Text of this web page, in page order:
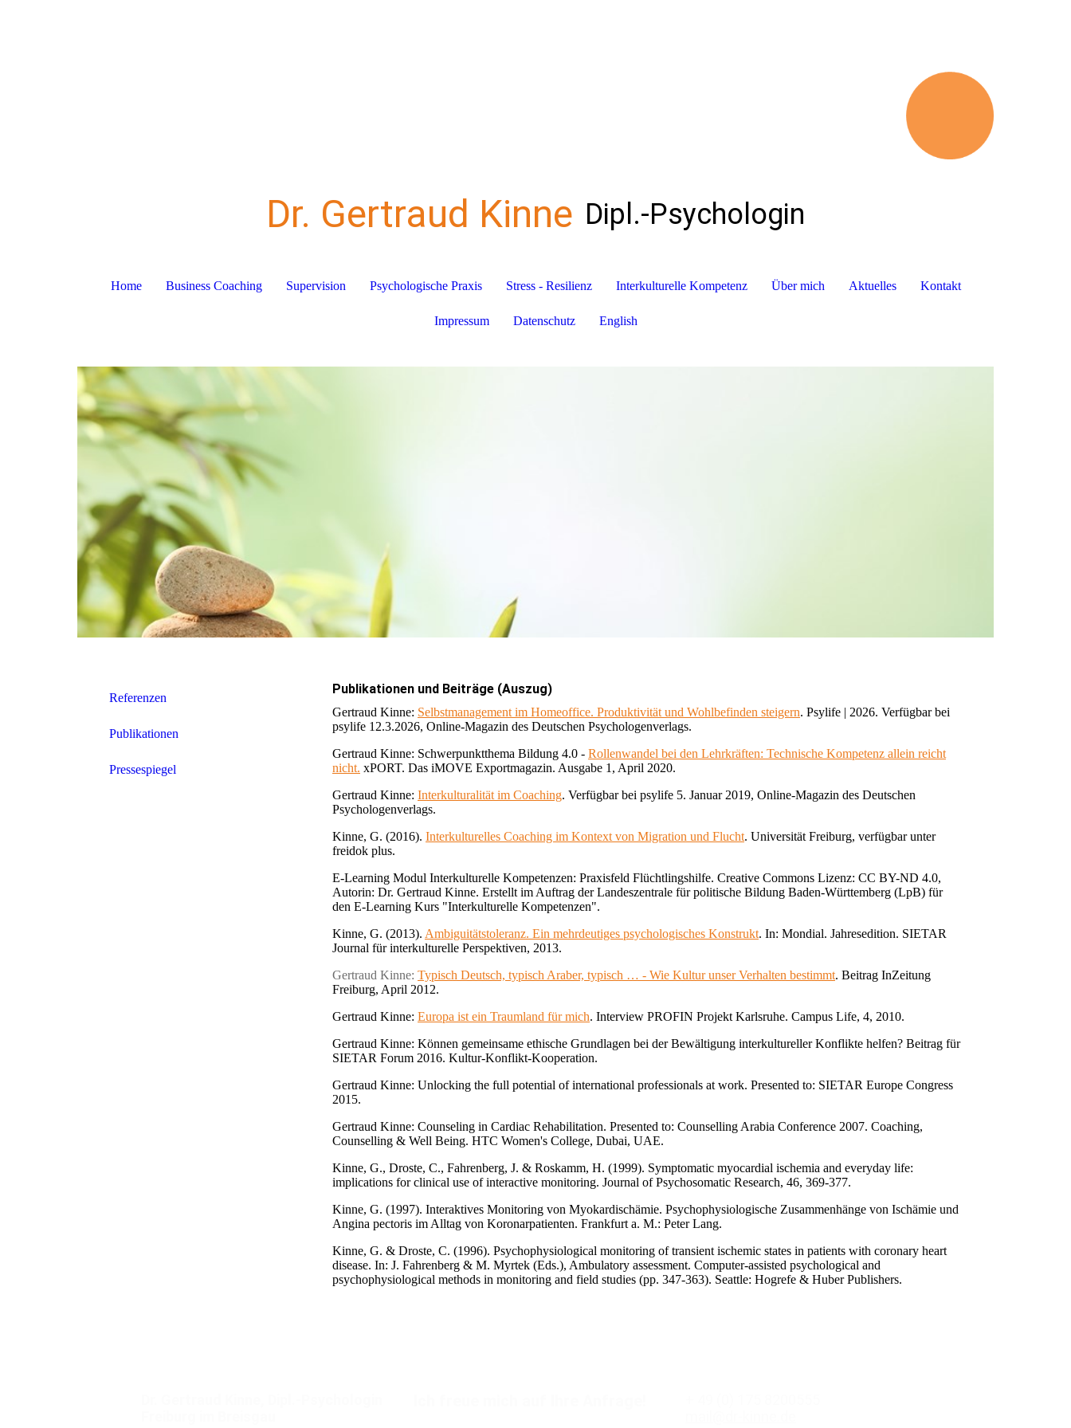
Dr. Gertraud Kinne Dipl.-Psychologin
Home Business Coaching Supervision Psychologische Praxis Stress - Resilienz Interkulturelle Kompetenz Über mich Aktuelles Kontakt
Impressum Datenschutz English
Referenzen
Publikationen
Pressespiegel
Publikationen und Beiträge (Auszug)
Gertraud Kinne: Selbstmanagement im Homeoffice. Produktivität und Wohlbefinden steigern. Psylife | 2026. Verfügbar bei
psylife 12.3.2026, Online-Magazin des Deutschen Psychologenverlags.
Gertraud Kinne: Schwerpunktthema Bildung 4.0 - Rollenwandel bei den Lehrkräften: Technische Kompetenz allein reicht
nicht. xPORT. Das iMOVE Exportmagazin. Ausgabe 1, April 2020.
Gertraud Kinne: Interkulturalität im Coaching. Verfügbar bei psylife 5. Januar 2019, Online-Magazin des Deutschen
Psychologenverlags.
Kinne, G. (2016). Interkulturelles Coaching im Kontext von Migration und Flucht. Universität Freiburg, verfügbar unter
freidok plus.
E-Learning Modul Interkulturelle Kompetenzen: Praxisfeld Flüchtlingshilfe. Creative Commons Lizenz: CC BY-ND 4.0,
Autorin: Dr. Gertraud Kinne. Erstellt im Auftrag der Landeszentrale für politische Bildung Baden-Württemberg (LpB) für
den E-Learning Kurs "Interkulturelle Kompetenzen".
Kinne, G. (2013). Ambiguitätstoleranz. Ein mehrdeutiges psychologisches Konstrukt. In: Mondial. Jahresedition. SIETAR
Journal für interkulturelle Perspektiven, 2013.
Gertraud Kinne: Typisch Deutsch, typisch Araber, typisch … - Wie Kultur unser Verhalten bestimmt. Beitrag InZeitung
Freiburg, April 2012.
Gertraud Kinne: Europa ist ein Traumland für mich. Interview PROFIN Projekt Karlsruhe. Campus Life, 4, 2010.
Gertraud Kinne: Können gemeinsame ethische Grundlagen bei der Bewältigung interkultureller Konflikte helfen? Beitrag für
SIETAR Forum 2016. Kultur-Konflikt-Kooperation.
Gertraud Kinne: Unlocking the full potential of international professionals at work. Presented to: SIETAR Europe Congress
2015.
Gertraud Kinne: Counseling in Cardiac Rehabilitation. Presented to: Counselling Arabia Conference 2007. Coaching,
Counselling & Well Being. HTC Women's College, Dubai, UAE.
Kinne, G., Droste, C., Fahrenberg, J. & Roskamm, H. (1999). Symptomatic myocardial ischemia and everyday life:
implications for clinical use of interactive monitoring. Journal of Psychosomatic Research, 46, 369-377.
Kinne, G. (1997). Interaktives Monitoring von Myokardischämie. Psychophysiologische Zusammenhänge von Ischämie und
Angina pectoris im Alltag von Koronarpatienten. Frankfurt a. M.: Peter Lang.
Kinne, G. & Droste, C. (1996). Psychophysiological monitoring of transient ischemic states in patients with coronary heart
disease. In: J. Fahrenberg & M. Myrtek (Eds.), Ambulatory assessment. Computer-assisted psychological and
psychophysiological methods in monitoring and field studies (pp. 347-363). Seattle: Hogrefe & Huber Publishers.